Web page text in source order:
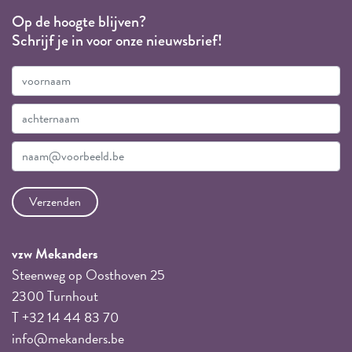
Op de hoogte blijven?
Schrijf je in voor onze nieuwsbrief!
vzw Mekanders
Steenweg op Oosthoven 25
2300 Turnhout
T +32 14 44 83 70
info@mekanders.be